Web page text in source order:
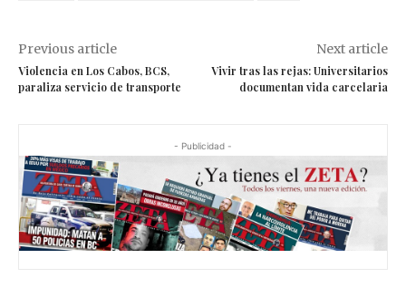
Previous article
Violencia en Los Cabos, BCS,
paraliza servicio de transporte
Next article
Vivir tras las rejas: Universitarios
documentan vida carcelaria
- Publicidad -